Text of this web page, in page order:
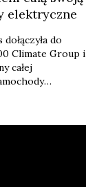
elektryczne
do
Climate Group i
całej